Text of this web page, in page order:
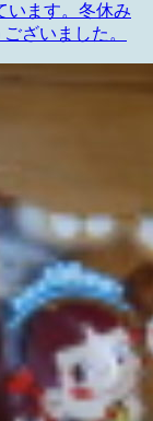
います。冬休み
ざいました。